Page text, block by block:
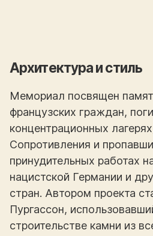
Архитектура и стиль
Мемориал посвящен
французских граждан,
концентрационных
Сопротивления и
принудительных работах
нацистской Германии и
стран. Автором проекта
Пургассон,
строительстве камни из